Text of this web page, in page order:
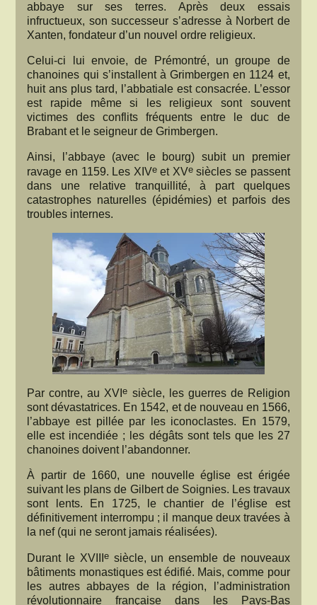
abbaye sur ses terres. Après deux essais
infructueux, son successeur s’adresse à Norbert de
Xanten, fondateur d’un nouvel ordre religieux.
Celui-ci lui envoie, de Prémontré, un groupe de
chanoines qui s’installent à Grimbergen en 1124 et,
huit ans plus tard, l’abbatiale est consacrée. L’essor
est rapide même si les religieux sont souvent
victimes des conflits fréquents entre le duc de
Brabant et le seigneur de Grimbergen.
Ainsi, l’abbaye (avec le bourg) subit un premier
ravage en 1159. Les XIVeet XVesiècles se passent
dans une relative tranquillité, à part quelques
catastrophes naturelles (épidémies) et parfois des
troubles internes.
Par contre, au XVIe siècle, les guerres de Religion
sont dévastatrices. En 1542, et de nouveau en 1566,
l’abbaye est pillée par les iconoclastes. En 1579,
elle est incendiée ; les dégâts sont tels que les 27
chanoines doivent l’abandonner.
À partir de 1660, une nouvelle église est érigée
suivant les plans de Gilbert de Soignies. Les travaux
sont lents. En 1725, le chantier de l’église est
définitivement interrompu ; il manque deux travées à
la nef (qui ne seront jamais réalisées).
Durant le XVIII esiècle, un ensemble de nouveaux
bâtiments monastiques est édifié. Mais, comme pour
les autres abbayes de la région, l’administration
révolutionnaire française dans les Pays-Bas